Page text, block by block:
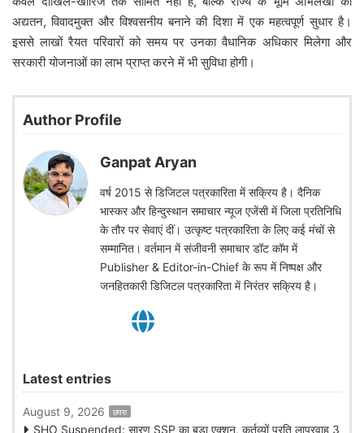
अद्यतन, विवादमुक्त और विश्वसनीय बनाने की दिशा में एक महत्वपूर्ण सुधार है।
इससे लाखों रैयत परिवारों को समय पर उनका वैधानिक अधिकार मिलेगा और
सरकारी योजनाओं का लाभ प्राप्त करने में भी सुविधा होगी।
Author Profile
Ganpat Aryan
वर्ष 2015 से डिजिटल पत्रकारिता में सक्रिय है। दैनिक
भास्कर और हिन्दुस्थान समाचार न्यूज एजेंसी में जिला प्रतिनिधि
के तौर पर सेवाएं दीं। उत्कृष्ट पत्रकारिता के लिए कई मंचों से
सम्मानित। वर्तमान में संजीवनी समाचार डॉट कॉम में
Publisher & Editor-in-Chief के रूप में निष्पक्ष और
जनहितकारी डिजिटल पत्रकारिता में निरंतर सक्रिय है।
Latest entries
August 9, 2026 छपरा
SHO Suspended: सारण SSP का बड़ा एक्शन, कर्तव्यों प्रति लापरवाह 3